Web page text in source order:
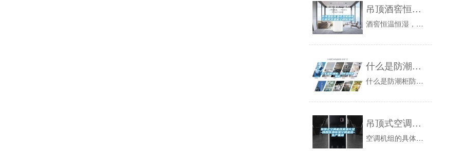
吊顶酒窖恒温恒湿机精密空调吊装酒窖空调除湿机
酒窖恒温恒湿，顾名思义是用来储藏酒的一个空间，因为酒在生产发酵与储存过程中对环境温度与湿度有较高要求，178杭州8821实验7031恒温恒湿...
什么是防潮柜 如何选购防潮柜
什么是防潮柜防潮柜是说运用各种除湿技术有效地降低柜内湿度，从而达到防潮、防霉、防氧化、防锈、防微量吸湿等目的。防潮柜产品特点模组式设计：本机...
吊顶式空调机组货源充足-陕西恒温恒湿空调机组-生产基地
空调机组的具体分类，恒温恒湿空调机组厂家定制，按结构型式分类，可分为卧式、立式和吊顶式;按用途特征分类，可分为通用机组、新风机组、净化机组和...